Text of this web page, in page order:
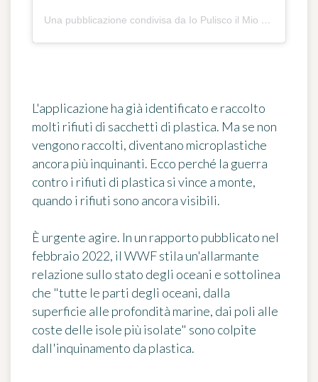
Una pubblicazione condivisa da Io Pulisco il Mio Mare (@icleanmysea)
L'applicazione ha già identificato e raccolto
molti rifiuti di sacchetti di plastica. Ma se non
vengono raccolti, diventano microplastiche
ancora più inquinanti. Ecco perché la guerra
contro i rifiuti di plastica si vince a monte,
quando i rifiuti sono ancora visibili.
È urgente agire. In un rapporto pubblicato nel
febbraio 2022, il WWF stila un'allarmante
relazione sullo stato degli oceani e sottolinea
che "tutte le parti degli oceani, dalla
superficie alle profondità marine, dai poli alle
coste delle isole più isolate" sono colpite
dall'inquinamento da plastica.